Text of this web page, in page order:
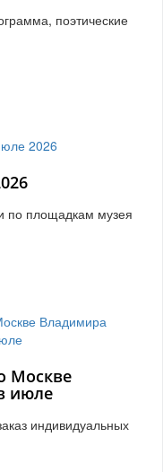
поэтические
по площадкам музея
Москве
июле
индивидуальных